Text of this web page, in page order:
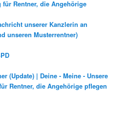
für Rentner, die Angehörige
unserer Kanzlerin an
unseren Musterrentner)
(Update) | Deine - Meine - Unsere
Rentner, die Angehörige pflegen